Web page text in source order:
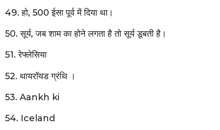
49. हो, 500 ईसा पूर्व में दिया था।
50. सूर्य, जब शाम का होने लगता है तो सूर्य डूबती है।
51. रेफ्लेसिया
52. थायरॉयड ग्रंथि ।
53. Aankh ki
54. Iceland